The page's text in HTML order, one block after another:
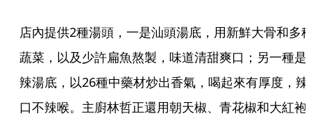
店內提供2種湯頭，一是汕頭湯底，用新鮮大骨和多
蔬菜，以及少許扁魚熬製，味道清甜爽口；另一種是
辣湯底，以26種中藥材炒出香氣，喝起來有厚度，辣
口不辣喉。主廚林哲正還用朝天椒、青花椒和大紅袍